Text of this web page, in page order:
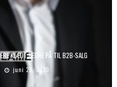
KLÆDT BEDRE PÅ TIL B2B-SALG
juni 29, 2020